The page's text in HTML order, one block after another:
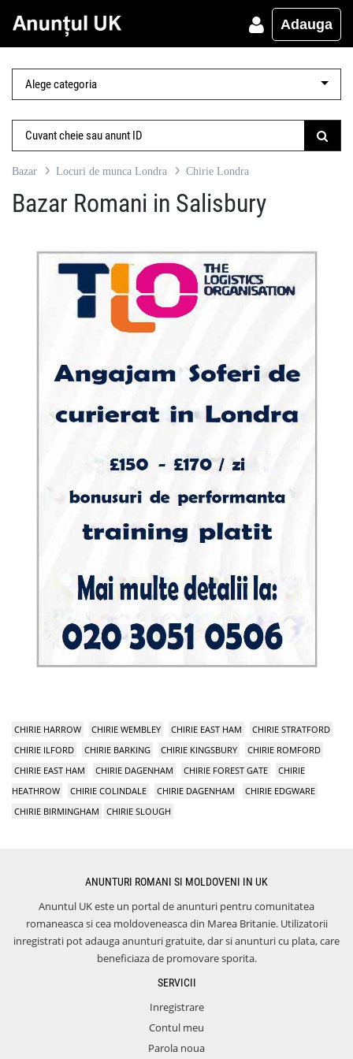
Adauga
Bazar Locuri de munca Londra Chirie Londra
Bazar Romani in Salisbury
CHIRIE HARROW CHIRIE WEMBLEY CHIRIE EAST HAM
CHIRIE STRATFORD
CHIRIE ILFORD
CHIRIE BARKING CHIRIE KINGSBURY
CHIRIE ROMFORD
CHIRIE EAST HAM
CHIRIE DAGENHAM CHIRIE FOREST GATE
CHIRIE
HEATHROW
CHIRIE COLINDALE CHIRIE DAGENHAM
CHIRIE EDGWARE
CHIRIE BIRMINGHAM
CHIRIE SLOUGH
ANUNTURI ROMANI SI MOLDOVENI IN UK
Anuntul UK este un portal de anunturi pentru comunitatea
romaneasca si cea moldoveneasca din Marea Britanie. Utilizatorii
inregistrati pot adauga anunturi gratuite, dar si anunturi cu plata, care
beneficiaza de promovare sporita.
SERVICII
Inregistrare
Contul meu
Parola noua